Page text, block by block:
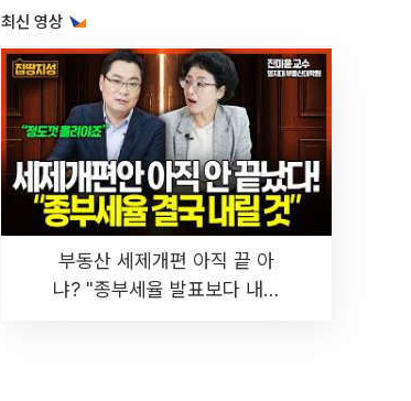
최신 영상
부동산 세제개편 아직 끝 아
냐? "종부세율 발표보다 내릴